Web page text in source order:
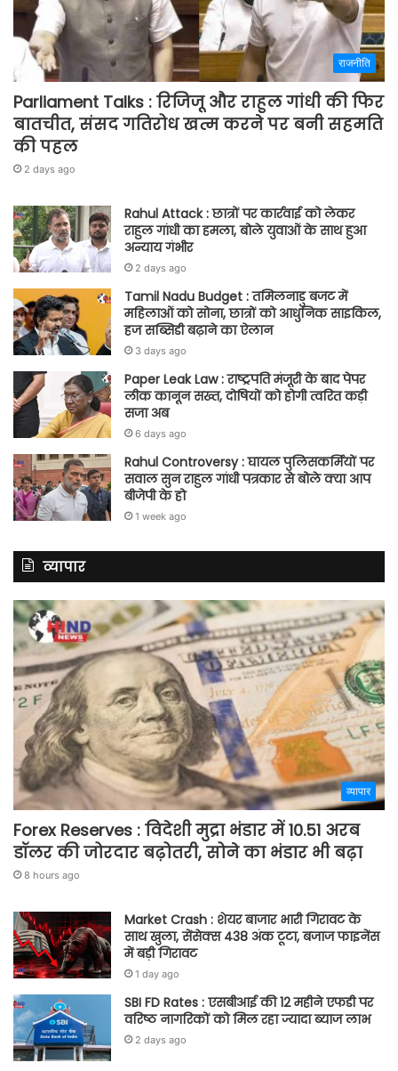
राजनीति
Parliament Talks : रिजिजू और राहुल गांधी की फिर
बातचीत, संसद गतिरोध खत्म करने पर बनी सहमति
की पहल
2 days ago
Rahul Attack : छात्रों पर कार्रवाई को लेकर
राहुल गांधी का हमला, बोले युवाओं के साथ हुआ
अन्याय गंभीर
2 days ago
Tamil Nadu Budget : तमिलनाडु बजट में
महिलाओं को सोना, छात्रों को आधुनिक साइकिल,
हज सब्सिडी बढ़ाने का ऐलान
3 days ago
Paper Leak Law : राष्ट्रपति मंजूरी के बाद पेपर
लीक कानून सख्त, दोषियों को होगी त्वरित कड़ी
सजा अब
6 days ago
Rahul Controversy : घायल पुलिसकर्मियों पर
सवाल सुन राहुल गांधी पत्रकार से बोले क्या आप
बीजेपी के हो
1 week ago
व्यापार
व्यापार
Forex Reserves : विदेशी मुद्रा भंडार में 10.51 अरब
डॉलर की जोरदार बढ़ोतरी, सोने का भंडार भी बढ़ा
8 hours ago
Market Crash : शेयर बाजार भारी गिरावट के
साथ खुला, सेंसेक्स 438 अंक टूटा, बजाज फाइनेंस
में बड़ी गिरावट
1 day ago
SBI FD Rates : एसबीआई की 12 महीने एफडी पर
वरिष्ठ नागरिकों को मिल रहा ज्यादा ब्याज लाभ
2 days ago